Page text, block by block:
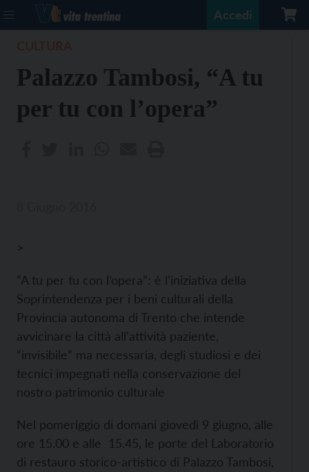
Accedi
Palazzo Tambosi, “A tu
per tu con l’opera”
>
“A tu per tu con l’opera”: è l’iniziativa della
Soprintendenza per i beni culturali della
Provincia autonoma di Trento che intende
avvicinare la città all’attività paziente,
“invisibile” ma necessaria, degli studiosi e dei
tecnici impegnati nella conservazione del
nostro patrimonio culturale
Nel pomeriggio di domani giovedì 9 giugno, alle
ore 15.00 e alle 15.45, le porte del Laboratorio
di restauro storico-artistico di Palazzo Tambosi,